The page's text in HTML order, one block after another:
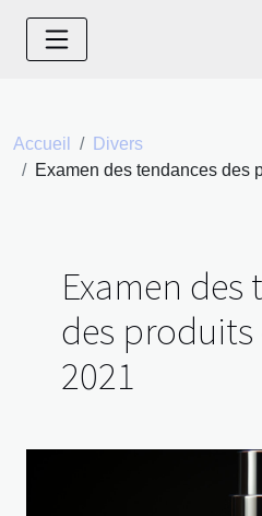
Accueil
Divers
Examen des tendances des
Examen des
des produits
2021